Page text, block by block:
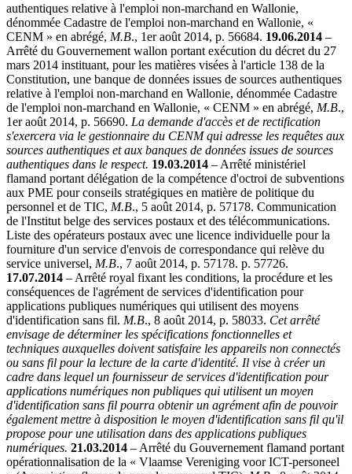
authentiques relative à l'emploi non-marchand en Wallonie,
dénommée Cadastre de l'emploi non-marchand en Wallonie, «
CENM » en abrégé, M.B., 1er août 2014, p. 56684. 19.06.2014 –
Arrêté du Gouvernement wallon portant exécution du décret du 27
mars 2014 instituant, pour les matières visées à l'article 138 de la
Constitution, une banque de données issues de sources authentiques
relative à l'emploi non-marchand en Wallonie, dénommée Cadastre
de l'emploi non-marchand en Wallonie, « CENM » en abrégé, M.B.,
1er août 2014, p. 56690. La demande d'accès et de rectification
s'exercera via le gestionnaire du CENM qui adresse les requêtes aux
sources authentiques et aux banques de données issues de sources
authentiques dans le respect. 19.03.2014 – Arrêté ministériel
flamand portant délégation de la compétence d'octroi de subventions
aux PME pour conseils stratégiques en matière de politique du
personnel et de TIC, M.B., 5 août 2014, p. 57178. Communication
de l'Institut belge des services postaux et des télécommunications.
Liste des opérateurs postaux avec une licence individuelle pour la
fourniture d'un service d'envois de correspondance qui relève du
service universel, M.B., 7 août 2014, p. 57178. p. 57726.
17.07.2014 – Arrêté royal fixant les conditions, la procédure et les
conséquences de l'agrément de services d'identification pour
applications publiques numériques qui utilisent des moyens
d'identification sans fil. M.B., 8 août 2014, p. 58033. Cet arrêté
envisage de déterminer les spécifications fonctionnelles et
techniques auxquelles doivent satisfaire les appareils non connectés
ou sans fil pour la lecture de la carte d'identité. Il vise à créer un
cadre dans lequel un fournisseur de services d'identification pour
applications numériques non publiques qui utilisent un moyen
d'identification sans fil pourra obtenir un agrément afin de pouvoir
également mettre à disposition le moyen d'identification sans fil qu'il
propose pour une utilisation dans des applications publiques
numériques. 21.03.2014 – Arrêté du Gouvernement flamand portant
opérationnalisation de la « Vlaamse Vereniging voor ICT-personeel